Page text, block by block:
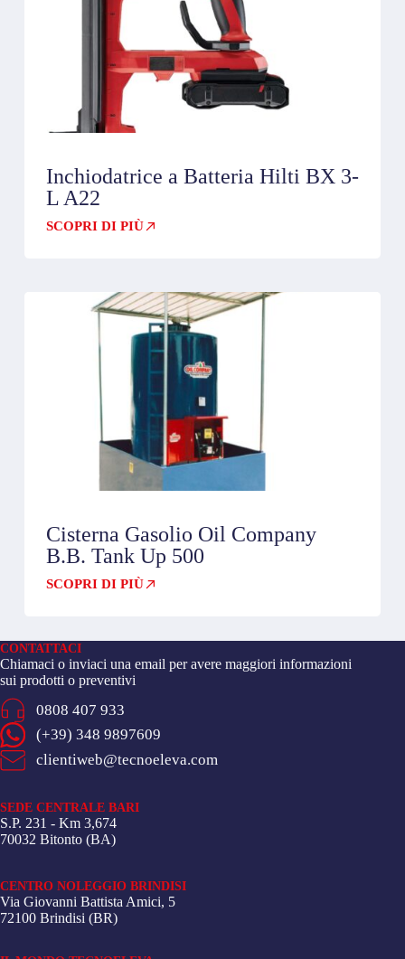
Inchiodatrice a Batteria Hilti BX 3-
L A22
SCOPRI DI PIÙ
Cisterna Gasolio Oil Company
B.B. Tank Up 500
SCOPRI DI PIÙ
CONTATTACI
Chiamaci o inviaci una email per avere maggiori informazioni
sui prodotti o preventivi
0808 407 933
(+39) 348 9897609
clientiweb@tecnoeleva.com
SEDE CENTRALE BARI
S.P. 231 - Km 3,674
70032 Bitonto (BA)
CENTRO NOLEGGIO BRINDISI
Via Giovanni Battista Amici, 5
72100 Brindisi (BR)